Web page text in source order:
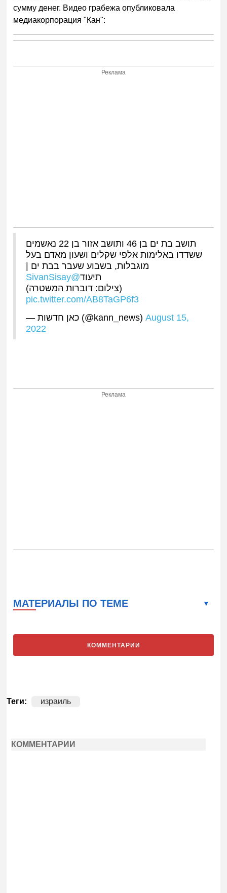
сумму денег. Видео грабежа опубликовала
медиакорпорация "Кан":
Реклама
תושב בת ים בן 46 ותושב אזור בן 22 נאשמים
ששדדו באלימות אלפי שקלים ושעון מאדם בעל
מוגבלות, בשבוע שעבר בבת ים |
תיעוד@SivanSisay
(צילום: דוברות המשטרה)
pic.twitter.com/AB8TaGP6f3
— כאן חדשות (@kann_news)August 15,
2022
Реклама
МАТЕРИАЛЫ ПО ТЕМЕ
КОММЕНТАРИИ
Теги: израиль
КОММЕНТАРИИ